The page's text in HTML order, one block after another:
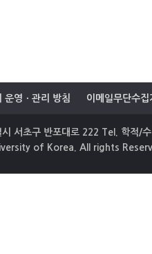
운영ㆍ관리 방침 이메일무단수집
서초구 반포대로 222 Tel. 학적/
of Korea. All rights